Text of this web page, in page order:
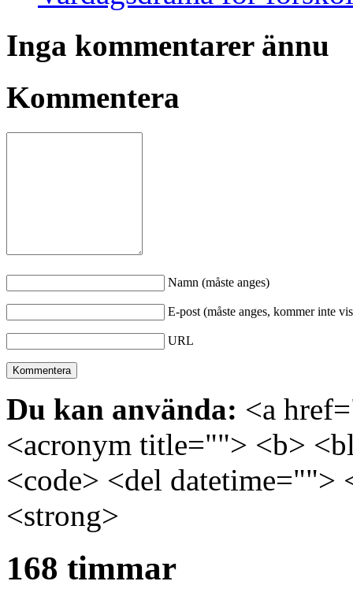
Inga kommentarer ännu
Kommentera
Namn (måste anges)
E-post (måste anges, kommer inte
URL
Du kan använda: <a
<acronym title=""> <b>
<code> <del
<strong>
168 timmar